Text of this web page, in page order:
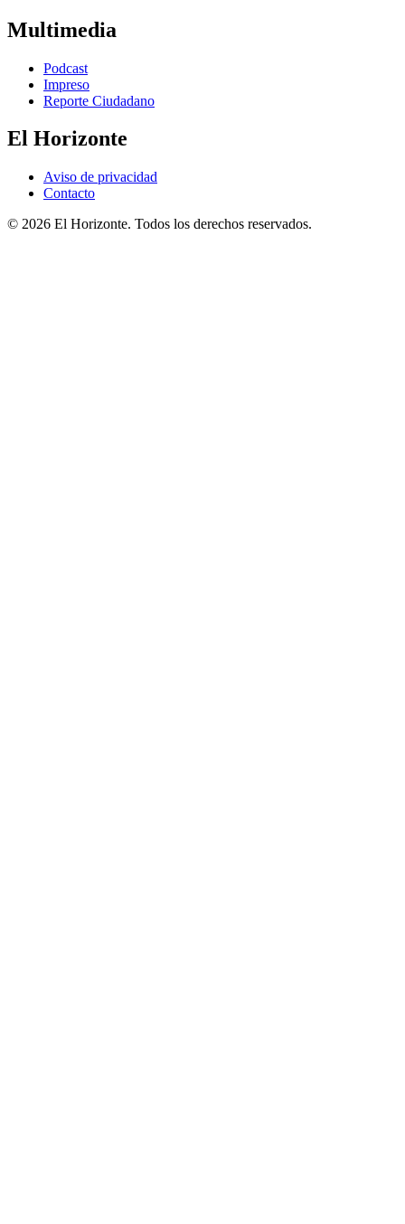
Multimedia
Podcast
Impreso
Reporte Ciudadano
El Horizonte
Aviso de privacidad
Contacto
© 2026 El Horizonte. Todos los derechos reservados.